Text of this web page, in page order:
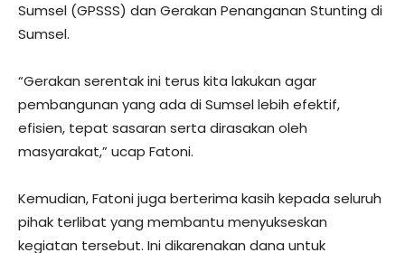
Sumsel (GPSSS) dan Gerakan Penanganan Stunting di
Sumsel.
“Gerakan serentak ini terus kita lakukan agar
pembangunan yang ada di Sumsel lebih efektif,
efisien, tepat sasaran serta dirasakan oleh
masyarakat,” ucap Fatoni.
Kemudian, Fatoni juga berterima kasih kepada seluruh
pihak terlibat yang membantu menyukseskan
kegiatan tersebut. Ini dikarenakan dana untuk